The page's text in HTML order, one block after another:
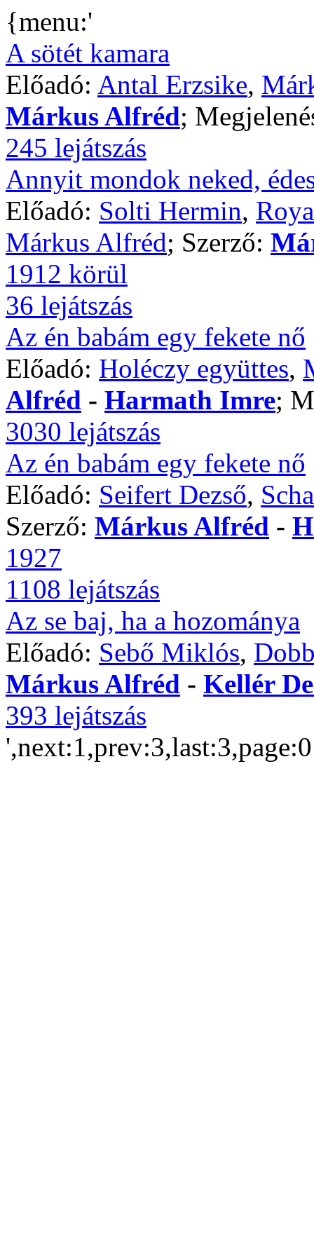
{menu:'
A sötét kamara
Előadó: Antal Erzsike,
Márkus Alfréd;
245 lejátszás
Annyit mondok neked,
Előadó: Solti Hermin,
Márkus Alfréd; Szerző:
1912 körül
36 lejátszás
Az én babám egy fekete nő
Előadó: Holéczy együttes,
Alfréd - Harmath Imre;
3030 lejátszás
Az én babám egy fekete nő
Előadó: Seifert Dezső,
Szerző: Márkus Alfréd -
1927
1108 lejátszás
Az se baj, ha a hozománya
Előadó: Sebő Miklós,
Márkus Alfréd - Kellér
393 lejátszás